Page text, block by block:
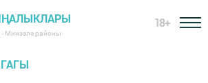
- Минзәлә районы
18+